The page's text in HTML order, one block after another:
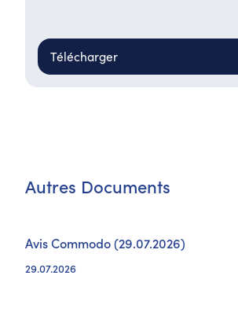
Télécharger
Autres Documents
Avis Commodo (29.07.2026)
29.07.2026